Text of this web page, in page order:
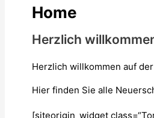
Home
Herzlich
Herzlich willkommen auf
Hier finden Sie alle
[siteorigin_widget